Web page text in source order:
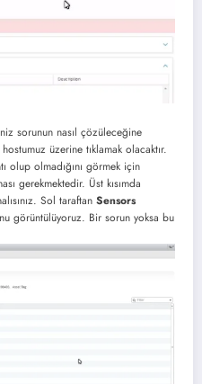
sorunun nasıl çözüleceğine
üzerine tıklamak olacaktır.
olup olmadığını görmek için
gerekmektedir. Üst kısımda
Sol taraftan Sensors
görüntülüyoruz. Bir sorun yoksa bu